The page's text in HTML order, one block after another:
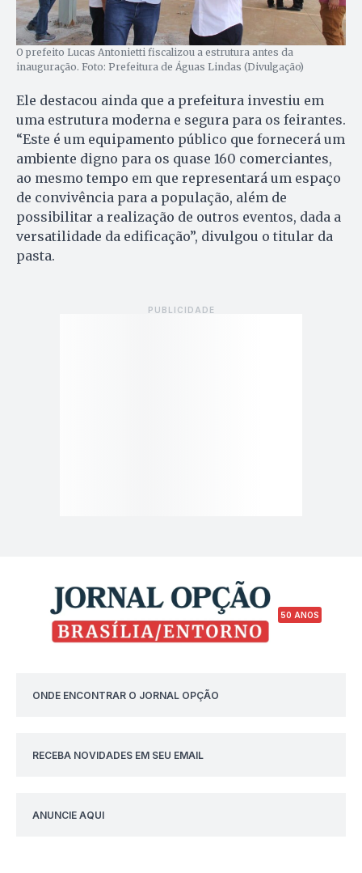
O prefeito Lucas Antonietti fiscalizou a estrutura antes da
inauguração. Foto: Prefeitura de Águas Lindas (Divulgação)
Ele destacou ainda que a prefeitura investiu em
uma estrutura moderna e segura para os feirantes.
“Este é um equipamento público que fornecerá um
ambiente digno para os quase 160 comerciantes,
ao mesmo tempo em que representará um espaço
de convivência para a população, além de
possibilitar a realização de outros eventos, dada a
versatilidade da edificação”, divulgou o titular da
pasta.
50 ANOS
ONDE ENCONTRAR O JORNAL OPÇÃO
RECEBA NOVIDADES EM SEU EMAIL
ANUNCIE AQUI